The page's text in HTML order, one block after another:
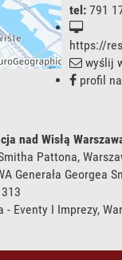
tel: 791
https://
wyślij
profil
nad Wisłą
Pattona,
Generała Georgea
- Eventy I Imprezy,